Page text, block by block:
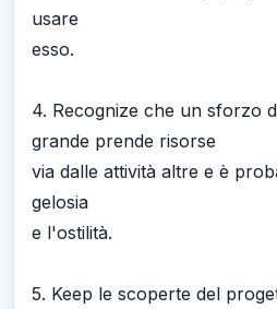
usare
esso.
4. Recognize che un sforzo
grande prende risorse
via dalle attività altre e è
gelosia
e l'ostilità.
5. Keep le scoperte del